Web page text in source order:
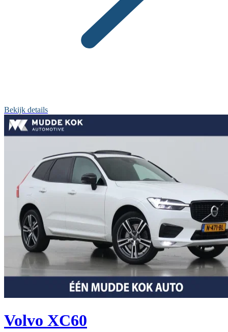
Bekijk details
Volvo XC60